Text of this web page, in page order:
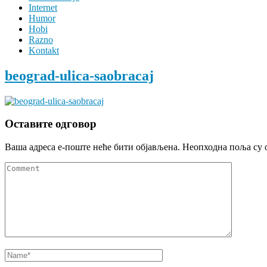
Internet
Humor
Hobi
Razno
Kontakt
beograd-ulica-saobracaj
Оставите одговор
Ваша адреса е-поште неће бити објављена. Неопходна поља су
Comment
Name*